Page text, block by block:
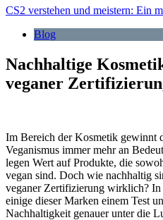
CS2 verstehen und meistern: Ein
Blog
Nachhaltige
veganer
Im Bereich der Kosmetik gewinnt
Veganismus immer mehr an
legen Wert auf Produkte, die
vegan sind. Doch wie nachhaltig
veganer Zertifizierung wirklich?
einige dieser Marken einem Test
Nachhaltigkeit genauer unter die